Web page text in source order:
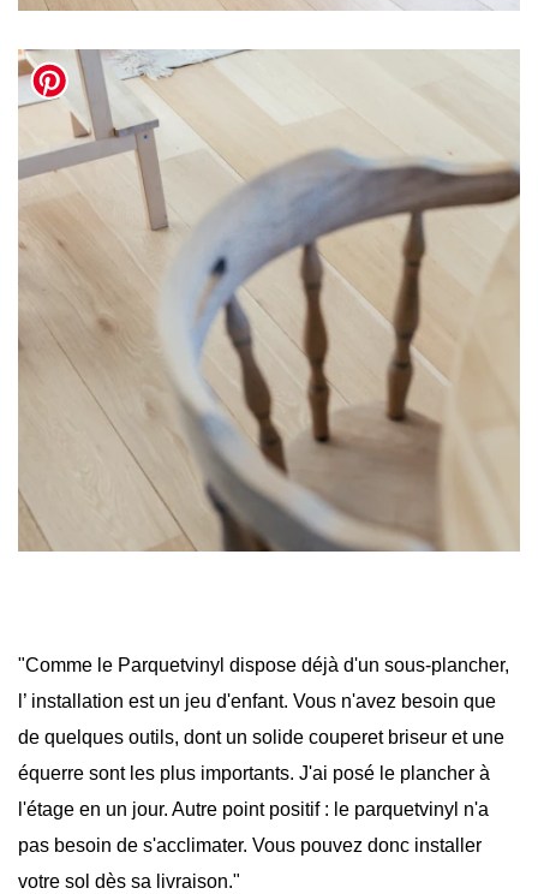
"Comme le Parquetvinyl dispose déjà d'un sous-plancher,
l’ installation est un jeu d'enfant. Vous n'avez besoin que
de quelques outils, dont un solide couperet briseur et une
équerre sont les plus importants. J'ai posé le plancher à
l'étage en un jour. Autre point positif : le parquetvinyl n'a
pas besoin de s'acclimater. Vous pouvez donc installer
votre sol dès sa livraison."